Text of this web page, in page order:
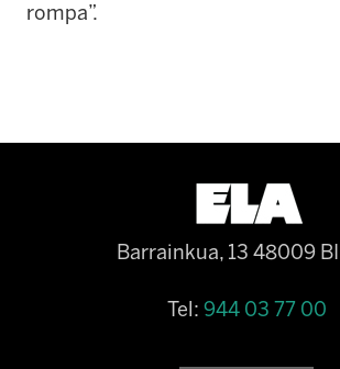
rompa”.
Barrainkua, 13 48009
Tel: 944 03 77 00